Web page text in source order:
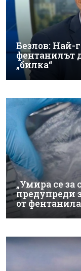
Безлов: Най-
фентанилът
„билка“
„Умира се за
предупреди
от фентанила